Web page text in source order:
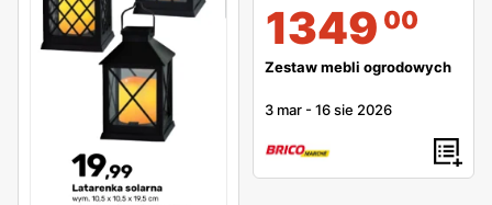
1349 00
Zestaw mebli ogrodowych
3 mar -16 sie 2026